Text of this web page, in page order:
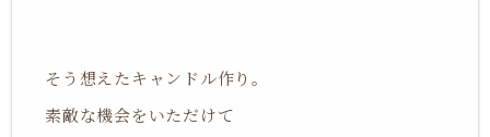
そう想えたキャンドル作り。
素敵な機会をいただけて